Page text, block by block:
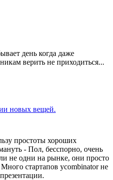
день когда даже
верить не приходиться...
новых вещей.
простоты хороших
- Пол, бесспорно, очень
не одни на рынке, они просто
стартапов ycombinator не